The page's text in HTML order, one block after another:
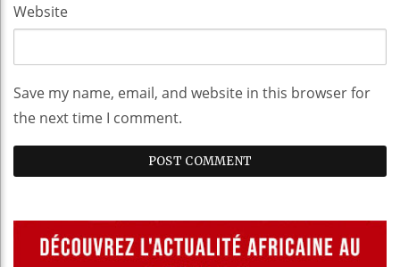
Website
Save my name, email, and website in this browser for
the next time I comment.